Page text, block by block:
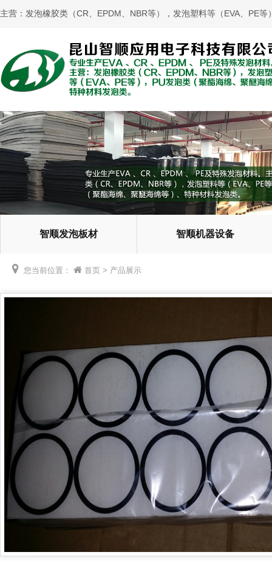
主营：发泡橡胶类（CR、EPDM、NBR等），发泡塑料等（EVA、PE
智顺发泡板材 智顺机器设备
您当前位置： 首页 > 产品展示